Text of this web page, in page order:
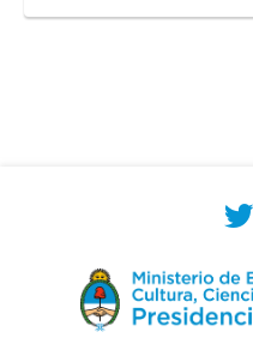
personas involucradas